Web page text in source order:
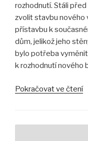
rozhodnutí. Stáli
zvolit stavbu nového
přístavbu k
dům, jelikož jeho
bylo potřeba
k rozhodnutí nového
Pokračovat ve čtení